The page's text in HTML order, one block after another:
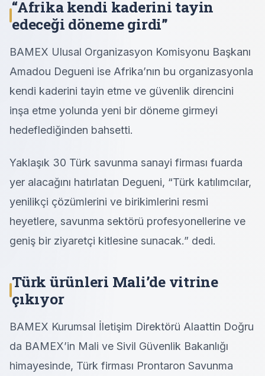
“Afrika kendi kaderini tayin
edeceği döneme girdi”
BAMEX Ulusal Organizasyon Komisyonu Başkanı
Amadou Degueni ise Afrika’nın bu organizasyonla
kendi kaderini tayin etme ve güvenlik direncini
inşa etme yolunda yeni bir döneme girmeyi
hedeflediğinden bahsetti.
Yaklaşık 30 Türk savunma sanayi firması fuarda
yer alacağını hatırlatan Degueni, “Türk katılımcılar,
yenilikçi çözümlerini ve birikimlerini resmi
heyetlere, savunma sektörü profesyonellerine ve
geniş bir ziyaretçi kitlesine sunacak.” dedi.
Türk ürünleri Mali’de vitrine
çıkıyor
BAMEX Kurumsal İletişim Direktörü Alaattin Doğru
da BAMEX’in Mali ve Sivil Güvenlik Bakanlığı
himayesinde, Türk firması Prontaron Savunma